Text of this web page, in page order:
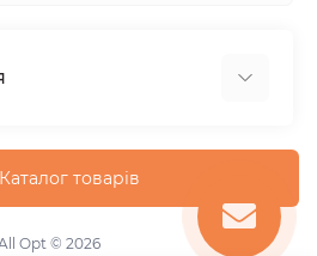
Каталог товарів
Opt © 2026